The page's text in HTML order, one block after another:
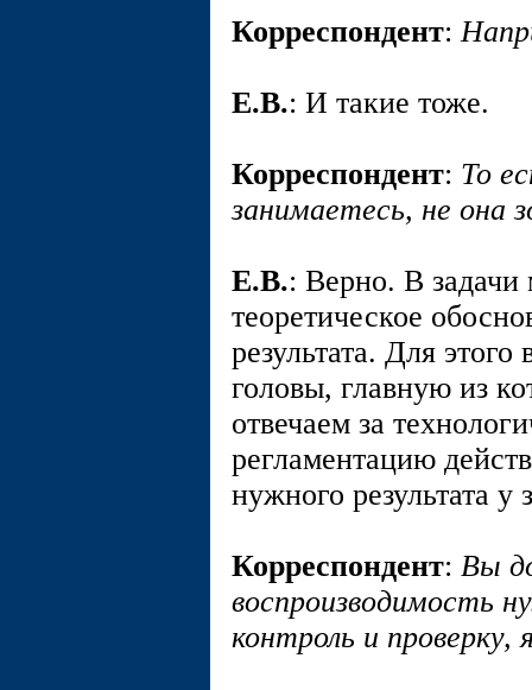
Корреспондент:
E.В.: И такие тоже.
Корреспондент: То
занимаетесь, не она
E.В.: Верно. В задачи
теоретическое
результата. Для
головы, главную из
отвечаем за
регламентацию
нужного результата
Корреспондент: Вы
воспроизводимость
контроль и проверку,